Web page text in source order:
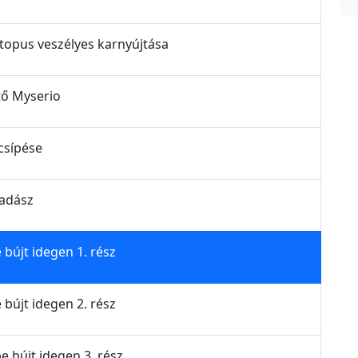
veszélyes karnyújtása
Myserio
bújt idegen 1. rész
bújt idegen 2. rész